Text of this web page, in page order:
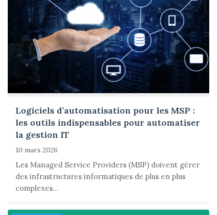
Logiciels d’automatisation pour les MSP :
les outils indispensables pour automatiser
la gestion IT
10 mars 2026
Les Managed Service Providers (MSP) doivent gérer
des infrastructures informatiques de plus en plus
complexes...